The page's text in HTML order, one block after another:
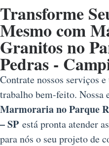
Transforme
Mesmo com
Granitos no
Pedras -
Contrate nossos serviços
trabalho bem-feito. Nossa
Marmoraria no Parque
– SP está pronta atender
para nós o seu projeto de